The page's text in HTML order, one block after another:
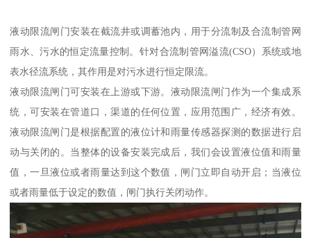
液动限流闸门安装在截流井或调蓄池内，用于分流制及合流制管网
雨水、污水的恒定流量控制。针对合流制管网溢流(CSO）系统或地
表水径流系统，其作用是对污水进行恒定限流。
液动限流闸门可安装在上游或下游。液动限流闸门作为一个集成系
统，可安装在管道口，渠道的任何位置，应用范围广，经济有效。
液动限流闸门是根据配置的液位计和雨量传感器探测的数据进行启
动与关闭的。当整体的设备安装完成后，我们会设置液位值和雨量
值，一旦液位或者雨量达到这个数值，闸门立即自动开启；当液位
或者雨量低于设定的数值，闸门执行关闭动作。